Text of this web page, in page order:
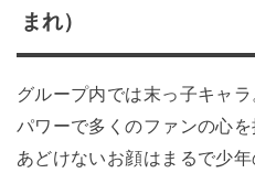
まれ）
グループ内では末っ子キャ
パワーで多くのファンの心
あどけないお顔はまるで少